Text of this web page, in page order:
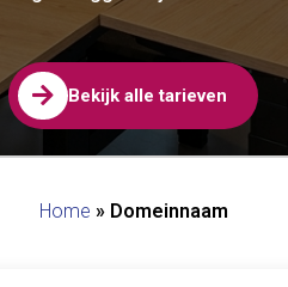
 Bekijk alle tarieven
Home » Domeinnaam